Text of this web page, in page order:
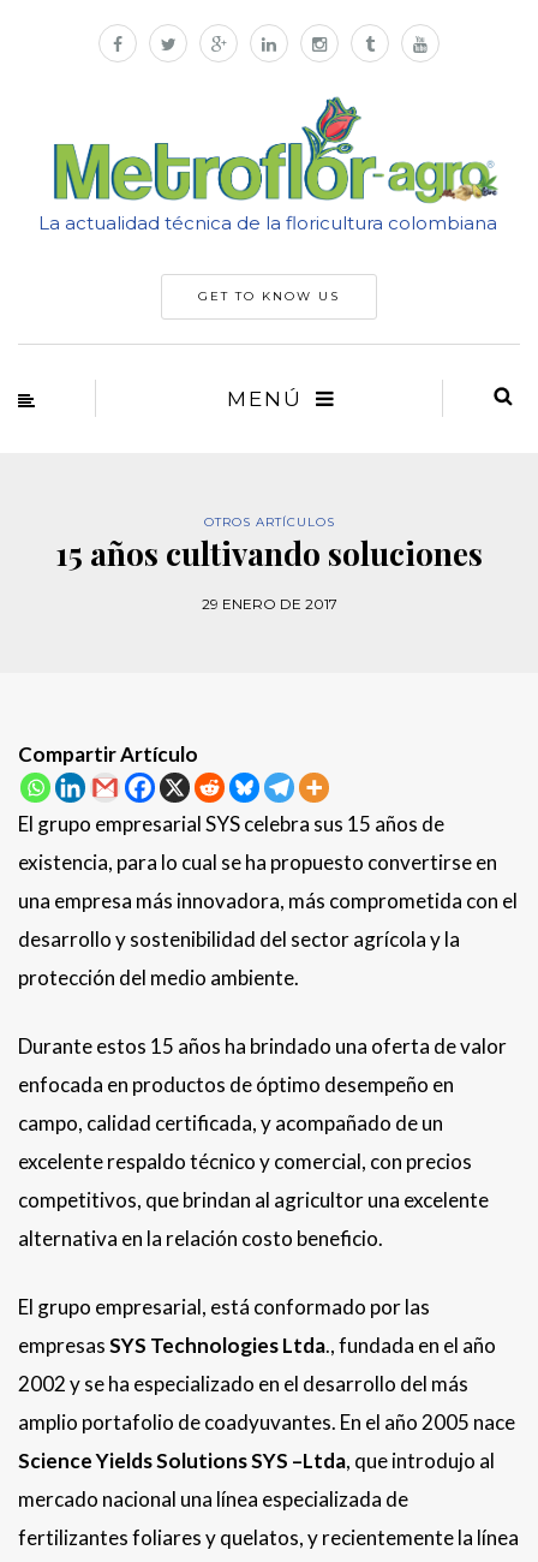
La actualidad técnica de la floricultura colombiana
GET TO KNOW US
MENÚ
OTROS ARTÍCULOS
15 años cultivando soluciones
29 ENERO DE 2017
Compartir Artículo
El grupo empresarial SYS celebra sus 15 años de
existencia, para lo cual se ha propuesto convertirse en
una empresa más innovadora, más comprometida con el
desarrollo y sostenibilidad del sector agrícola y la
protección del medio ambiente.
Durante estos 15 años ha brindado una oferta de valor
enfocada en productos de óptimo desempeño en
campo, calidad certificada, y acompañado de un
excelente respaldo técnico y comercial, con precios
competitivos, que brindan al agricultor una excelente
alternativa en la relación costo beneficio.
El grupo empresarial, está conformado por las
empresasSYS Technologies Ltda., fundada en el año
2002 y se ha especializado en el desarrollo del más
amplio portafolio de coadyuvantes. En el año 2005 nace
Science Yields Solutions SYS –Ltda, que introdujo al
mercado nacional una línea especializada de
fertilizantes foliares y quelatos, y recientemente la línea